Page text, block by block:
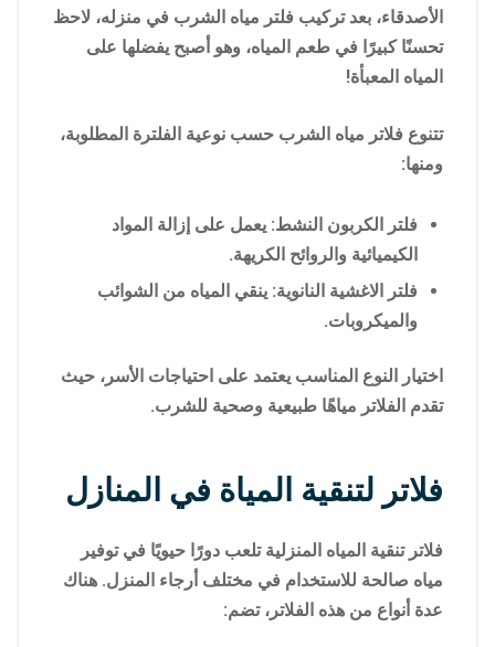
الأصدقاء، بعد تركيب فلتر مياه الشرب في منزله، لاحظ
تحسنًا كبيرًا في طعم المياه، وهو أصبح يفضلها على
المياه المعبأة!
تتنوع فلاتر مياه الشرب حسب نوعية الفلترة المطلوبة،
ومنها:
فلتر الكربون النشط: يعمل على إزالة المواد
الكيميائية والروائح الكريهة.
فلتر الاغشية النانوية: ينقي المياه من الشوائب
والميكروبات.
اختيار النوع المناسب يعتمد على احتياجات الأسر، حيث
تقدم الفلاتر مياهًا طبيعية وصحية للشرب.
فلاتر لتنقية المياة في المنازل
فلاتر تنقية المياه المنزلية تلعب دورًا حيويًا في توفير
مياه صالحة للاستخدام في مختلف أرجاء المنزل. هناك
عدة أنواع من هذه الفلاتر، تضم: